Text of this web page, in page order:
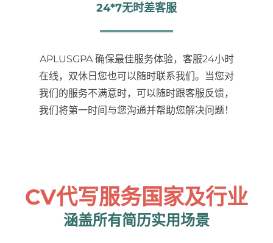
24*7无时差客服
APLUSGPA 确保最佳服务体验，客服24小时
在线，双休日您也可以随时联系我们。当您对
我们的服务不满意时，可以随时跟客服反馈，
我们将第一时间与您沟通并帮助您解决问题！
CV代写服务国家及行业
涵盖所有简历实用场景